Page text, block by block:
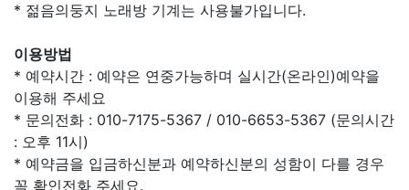
* 젊음의둥지 노래방 기계는 사용불가입니다.
이용방법
* 예약시간 : 예약은 연중가능하며 실시간(온라인)예약을
이용해 주세요
* 문의전화 : 010-7175-5367 / 010-6653-5367 (문의시간
: 오후 11시)
* 예약금을 입금하신분과 예약하신분의 성함이 다를 경우
꼭 확인전화 주세요.